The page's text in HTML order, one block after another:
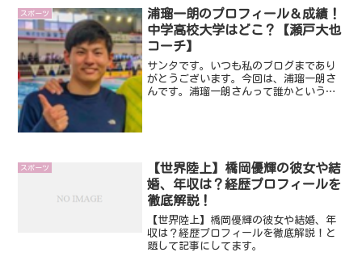
スポーツ
浦瑠一朗のプロフィール＆成績！
中学高校大学はどこ？【瀬戸大也
コーチ】
サンタです。いつも私のブログまであり
がとうございます。今回は、浦瑠一朗さ
んです。浦瑠一朗さんって誰かというと
スポーツ
【世界陸上】橋岡優輝の彼女や結
婚、年収は？経歴プロフィールを
徹底解説！
【世界陸上】橋岡優輝の彼女や結婚、年
収は？経歴プロフィールを徹底解説！と
題して記事にしてます。